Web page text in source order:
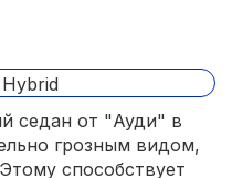
седан от "Ауди" в
грозным видом,
способствует